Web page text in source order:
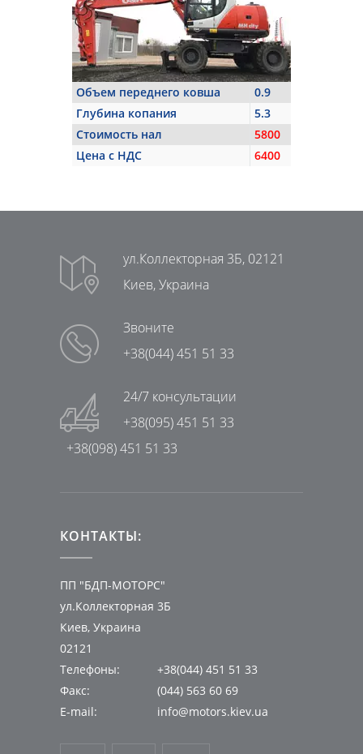
Объем переднего ковша
0.9
Глубина копания
5.3
Стоимость нал
5800
Цена с НДС
6400
ул.Коллекторная 3Б, 02121
Киев, Украина
Звоните
+38(044) 451 51 33
24/7 консультации
+38(095) 451 51 33
+38(098) 451 51 33
КОНТАКТЫ:
ПП "БДП-МОТОРС"
ул.Коллекторная 3Б
Киев, Украина
02121
Телефоны:
+38(044) 451 51 33
Факс:
(044) 563 60 69
E-mail:
info@motors.kiev.ua